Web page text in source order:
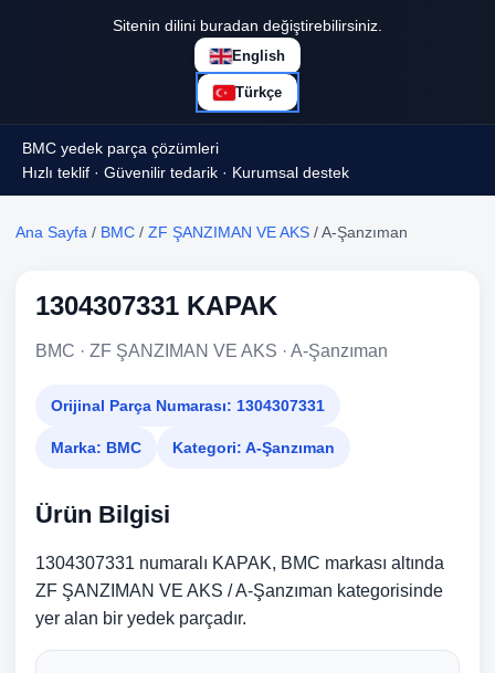
Sitenin dilini buradan değiştirebilirsiniz.
English
Türkçe
BMC yedek parça çözümleri
Hızlı teklif · Güvenilir tedarik · Kurumsal destek
Ana Sayfa / BMC / ZF ŞANZIMAN VE AKS / A-Şanzıman
1304307331 KAPAK
BMC · ZF ŞANZIMAN VE AKS · A-Şanzıman
Orijinal Parça Numarası: 1304307331
Marka: BMC Kategori: A-Şanzıman
Ürün Bilgisi
1304307331 numaralı KAPAK, BMC markası altında
ZF ŞANZIMAN VE AKS / A-Şanzıman kategorisinde
yer alan bir yedek parçadır.